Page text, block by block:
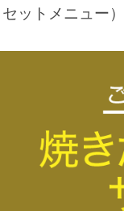
ットメニュー